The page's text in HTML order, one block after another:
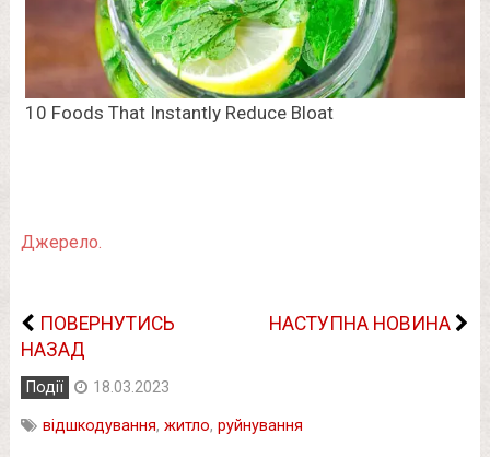
Джерело.
ПОВЕРНУТИСЬ
НАЗАД
НАСТУПНА НОВИНА
Події 18.03.2023
відшкодування, житло, руйнування